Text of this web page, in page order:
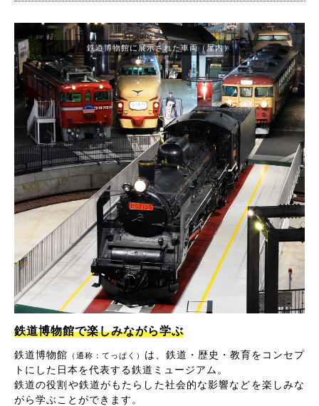
鉄道博物館に展示された車両（屋内）
鉄道博物館で楽しみながら学ぶ
鉄道博物館 （通称：てっぱく） は、鉄道・歴史・教育をコンセプ
トにした日本を代表する鉄道ミュージアム。
鉄道の役割や鉄道がもたらした社会的な影響などを楽しみな
がら学ぶことができます。